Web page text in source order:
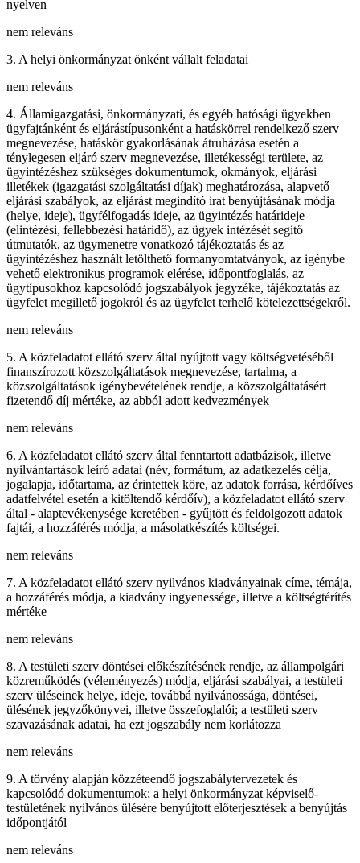
nyelven
nem releváns
3. A helyi önkormányzat önként vállalt feladatai
nem releváns
4. Államigazgatási, önkormányzati, és egyéb hatósági ügyekben
ügyfajtánként és eljárástípusonként a hatáskörrel rendelkező szerv
megnevezése, hatáskör gyakorlásának átruházása esetén a
ténylegesen eljáró szerv megnevezése, illetékességi területe, az
ügyintézéshez szükséges dokumentumok, okmányok, eljárási
illetékek (igazgatási szolgáltatási díjak) meghatározása, alapvető
eljárási szabályok, az eljárást megindító irat benyújtásának módja
(helye, ideje), ügyfélfogadás ideje, az ügyintézés határideje
(elintézési, fellebbezési határidő), az ügyek intézését segítő
útmutatók, az ügymenetre vonatkozó tájékoztatás és az
ügyintézéshez használt letölthető formanyomtatványok, az igénybe
vehető elektronikus programok elérése, időpontfoglalás, az
ügytípusokhoz kapcsolódó jogszabályok jegyzéke, tájékoztatás az
ügyfelet megillető jogokról és az ügyfelet terhelő kötelezettségekről.
nem releváns
5. A közfeladatot ellátó szerv által nyújtott vagy költségvetéséből
finanszírozott közszolgáltatások megnevezése, tartalma, a
közszolgáltatások igénybevételének rendje, a közszolgáltatásért
fizetendő díj mértéke, az abból adott kedvezmények
nem releváns
6. A közfeladatot ellátó szerv által fenntartott adatbázisok, illetve
nyilvántartások leíró adatai (név, formátum, az adatkezelés célja,
jogalapja, időtartama, az érintettek köre, az adatok forrása, kérdőíves
adatfelvétel esetén a kitöltendő kérdőív), a közfeladatot ellátó szerv
által - alaptevékenysége keretében - gyűjtött és feldolgozott adatok
fajtái, a hozzáférés módja, a másolatkészítés költségei.
nem releváns
7. A közfeladatot ellátó szerv nyilvános kiadványainak címe, témája,
a hozzáférés módja, a kiadvány ingyenessége, illetve a költségtérítés
mértéke
nem releváns
8. A testületi szerv döntései előkészítésének rendje, az állampolgári
közreműködés (véleményezés) módja, eljárási szabályai, a testületi
szerv üléseinek helye, ideje, továbbá nyilvánossága, döntései,
ülésének jegyzőkönyvei, illetve összefoglalói; a testületi szerv
szavazásának adatai, ha ezt jogszabály nem korlátozza
nem releváns
9. A törvény alapján közzéteendő jogszabálytervezetek és
kapcsolódó dokumentumok; a helyi önkormányzat képviselő-
testületének nyilvános ülésére benyújtott előterjesztések a benyújtás
időpontjától
nem releváns